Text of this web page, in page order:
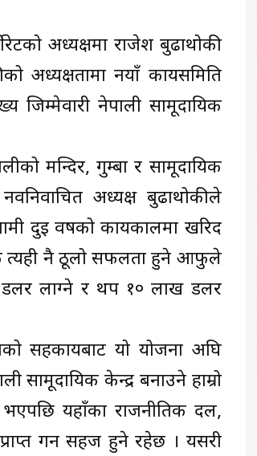
अध्यक्षमा राजेश बुढाथोकी
नयाँ कार्यसमिति
जिम्मेवारी नेपाली सामूदायिक
मन्दिर, गुम्बा र सामूदायिक
अध्यक्ष बुढाथोकीले
दुई वर्षको कार्यकालमा खरिद
त्यही नै ठूलो सफलता हुने आफुले
डलर लाग्ने र थप १० लाख डलर
सहकार्यबाट यो योजना अघि
केन्द्र बनाउने हाम्रो
यहाँका राजनीतिक दल,
गर्न सहज हुने रहेछ । यसरी